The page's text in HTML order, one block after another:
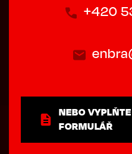
+420
NEBO
FORMULÁŘ